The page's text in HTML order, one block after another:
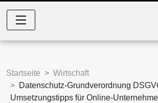
Startseite
Wirtschaft
Datenschutz-Grundverordnung
Umsetzungstipps für Online-